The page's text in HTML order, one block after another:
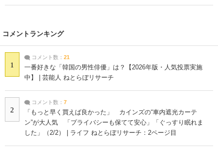
コメントランキング
1
コメント数： 21
一番好きな「韓国の男性俳優」は？【2026年版・人気投票実施
中】 | 芸能人 ねとらぼリサーチ
2
コメント数： 7
「もっと早く買えば良かった」 カインズの“車内遮光カーテ
ン”が大人気 「プライバシーも保てて安心」「ぐっすり眠れま
した」（2/2） | ライフ ねとらぼリサーチ：2ページ目